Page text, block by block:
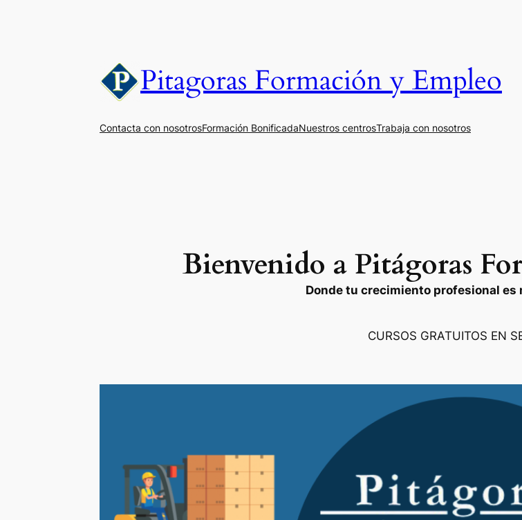
Pitagoras Formación y Empleo
Contacta con nosotrosFormación BonificadaNuestros centrosTrabaja con nosotros
Bienvenido a Pitágoras
Donde tu crecimiento profesional es
CURSOS GRATUITOS EN